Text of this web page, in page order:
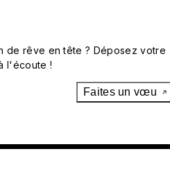
de rêve en tête ? Déposez votre
l'écoute !
Faites un vœu